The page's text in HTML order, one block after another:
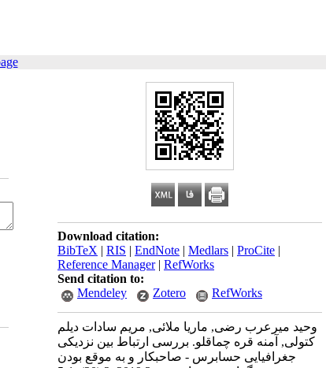
Download citation:
BibTeX | RIS | EndNote | Medlars | ProCite |
Reference Manager| RefWorks
Send citation to:
Mendeley
Zotero RefWorks
وحید میرعرب رضی, ماریا ملائی, مریم سادات دیلم
کتولی, آمنه قره چماقلو. بررسی ارتباط بین نزدیکی
جغرافیایی حسابرس - صاحبکار و به موقع بودن